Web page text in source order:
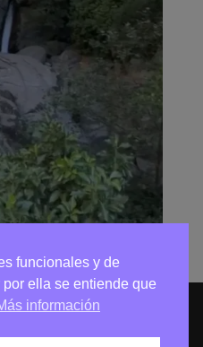
la mejor experiencia en
cookies utilizamos o
funcionales y de
ella se entiende que
información